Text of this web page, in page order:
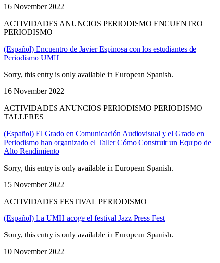
16 November 2022
ACTIVIDADES ANUNCIOS PERIODISMO ENCUENTRO
PERIODISMO
(Español) Encuentro de Javier Espinosa con los estudiantes de
Periodismo UMH
Sorry, this entry is only available in European Spanish.
16 November 2022
ACTIVIDADES ANUNCIOS PERIODISMO PERIODISMO
TALLERES
(Español) El Grado en Comunicación Audiovisual y el Grado en
Periodismo han organizado el Taller Cómo Construir un Equipo de
Alto Rendimiento
Sorry, this entry is only available in European Spanish.
15 November 2022
ACTIVIDADES FESTIVAL PERIODISMO
(Español) La UMH acoge el festival Jazz Press Fest
Sorry, this entry is only available in European Spanish.
10 November 2022